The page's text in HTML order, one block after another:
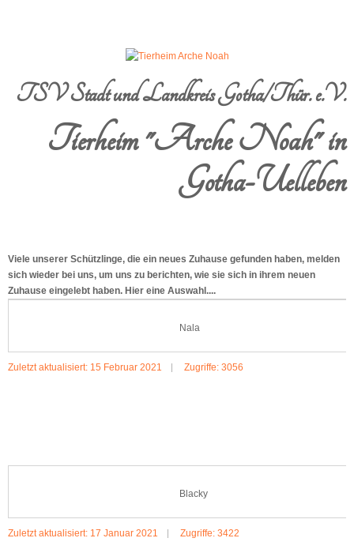
TSV Stadt und Landkreis Gotha/Thür. e.V.
Tierheim "Arche Noah" in
Gotha-Uelleben
Viele unserer Schützlinge, die ein neues Zuhause gefunden haben, melden
sich wieder bei uns, um uns zu berichten, wie sie sich in ihrem neuen
Zuhause eingelebt haben. Hier eine Auswahl....
Nala
Zuletzt aktualisiert: 15 Februar 2021 Zugriffe: 3056
Blacky
Zuletzt aktualisiert: 17 Januar 2021 Zugriffe: 3422